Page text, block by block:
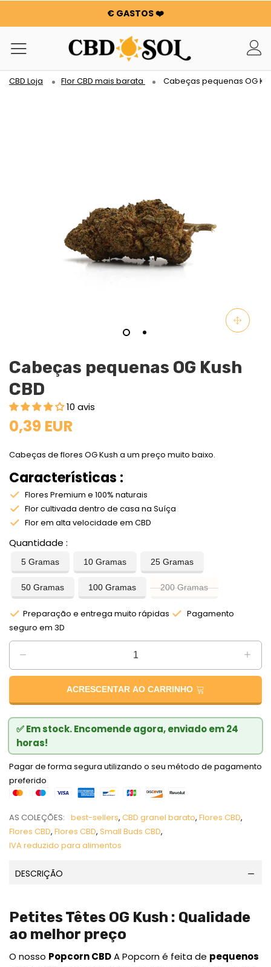
€ GASTOS ❤️
OFFRE 24h : -25% SUR LA WATERMELON CBD 🍉 !
OS PEDIDOS SÃO DUPLICADOS ✨
100 G DE FLORES OU RESINAS OFERECIDAS POR CADA 100
€ GASTOS ❤️
OFFRE 24h : -25% SUR LA WATERMELON CBD 🍉 !
CBD Loja Flor CBD mais barata Cabeças pequenas OG
Cabeças pequenas OG Kush
CBD
10 avis
0,39 EUR
Cabeças de flores OG Kush a um preço muito baixo.
Características :
Flores Premium e 100% naturais
Flor cultivada dentro de casa na Suíça
Flor em alta velocidade em CBD
Quantidade
5 Gramas 10 Gramas 25 Gramas
50 Gramas 100 Gramas 200 Gramas
Preparação e entrega muito rápidas
Pagamento
seguro em 3D
ACRESCENTAR AO CARRINHO
✅ Em stock. Encomende agora, enviado em 24
horas!
Pagar de forma segura utilizando o seu método de pagamento
preferido
AS COLEÇÕES: best-sellers, CBD granel barato, Flores CBD,
Flores CBD, Flores CBD, Small Buds CBD,
IVA reduzido para alimentos
DESCRIÇÃO
Petites Têtes OG Kush : Qualidade
ao melhor preço
O nosso Popcorn CBDA Popcorn é feita de pequenos